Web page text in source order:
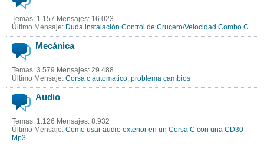
Temas: 1.157 Mensajes: 16.023
Último Mensaje: Duda instalación Control de Crucero/Velocidad Combo C
Mecánica
Temas: 3.579 Mensajes: 29.488
Último Mensaje: Corsa c automatico, problema cambios
Audio
Temas: 1.126 Mensajes: 8.932
Último Mensaje: Como usar audio exterior en un Corsa C con una CD30
Mp3